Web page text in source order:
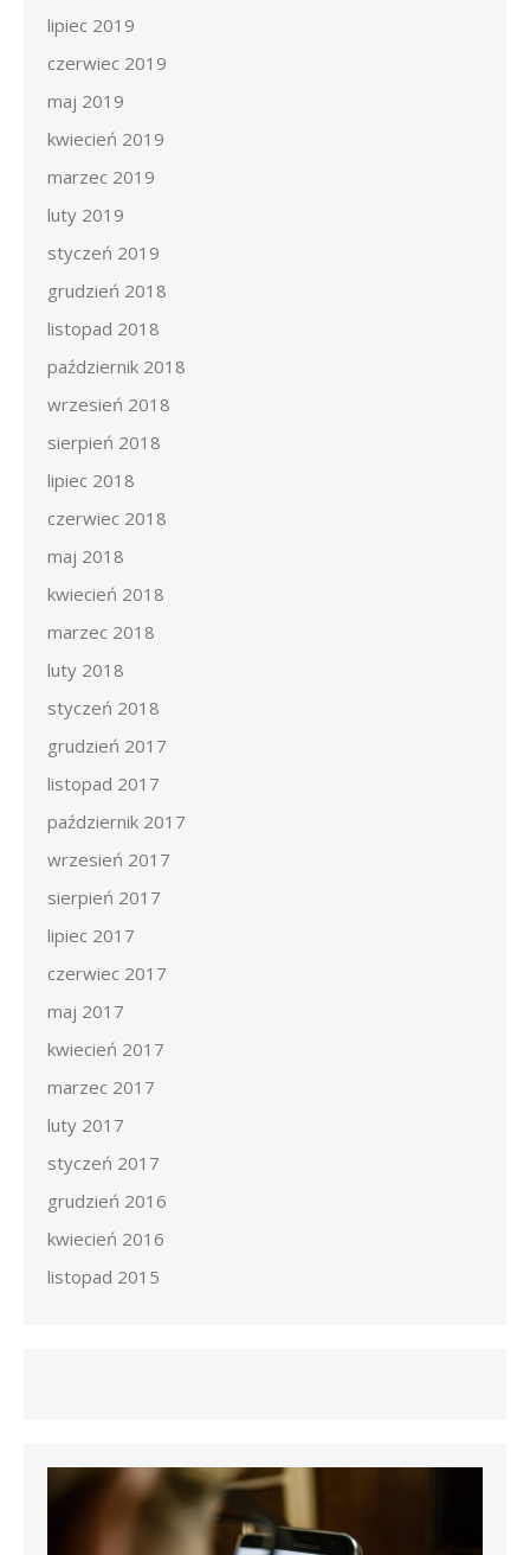
lipiec 2019
czerwiec 2019
maj 2019
kwiecień 2019
marzec 2019
luty 2019
styczeń 2019
grudzień 2018
listopad 2018
październik 2018
wrzesień 2018
sierpień 2018
lipiec 2018
czerwiec 2018
maj 2018
kwiecień 2018
marzec 2018
luty 2018
styczeń 2018
grudzień 2017
listopad 2017
październik 2017
wrzesień 2017
sierpień 2017
lipiec 2017
czerwiec 2017
maj 2017
kwiecień 2017
marzec 2017
luty 2017
styczeń 2017
grudzień 2016
kwiecień 2016
listopad 2015